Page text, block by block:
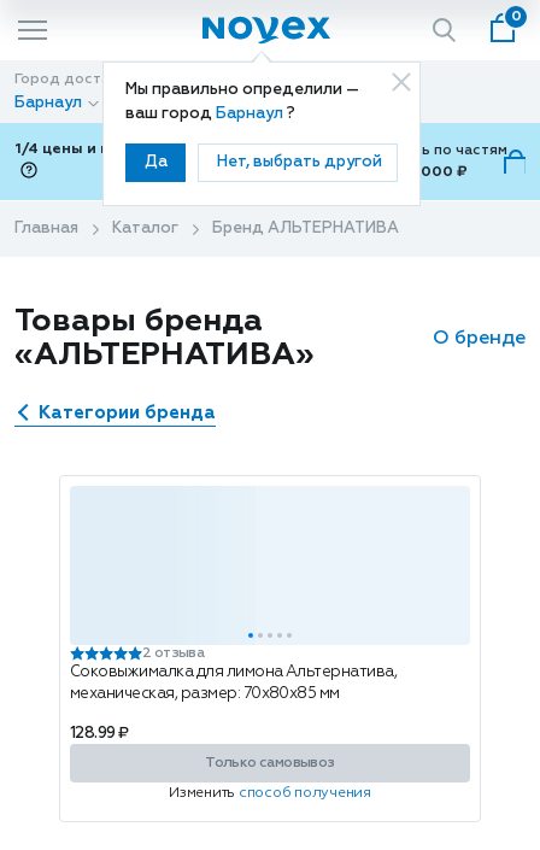
Мы правильно определили —
ваш город Барнаул ?
Да Нет, выбрать другой
0
Город доставки
Барнаул
Способ доставки
Доставка
1/4 цены и покупки ваши с Подели
Можно оплатить по частям
от 700 ₽ до 15,000 ₽
Главная Каталог Бренд АЛЬТЕРНАТИВА
Товары бренда
«АЛЬТЕРНАТИВА»
О бренде
Категории бренда
2 отзыва
Соковыжималка для лимона Альтернатива,
механическая, размер: 70х80х85 мм
128.99 ₽
Только самовывоз
Изменить способ получения